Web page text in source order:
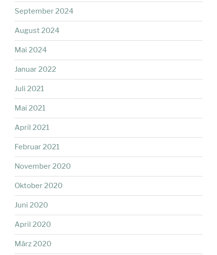
September 2024
August 2024
Mai 2024
Januar 2022
Juli 2021
Mai 2021
April 2021
Februar 2021
November 2020
Oktober 2020
Juni 2020
April 2020
März 2020